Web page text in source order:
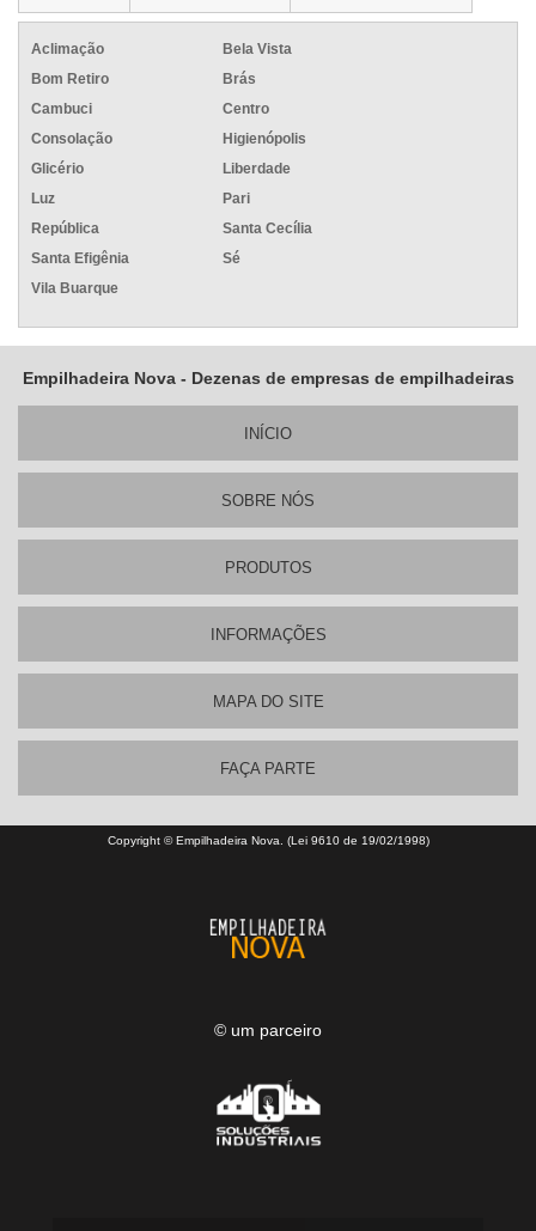
Aclimação
Bela Vista
Bom Retiro
Brás
Cambuci
Centro
Consolação
Higienópolis
Glicério
Liberdade
Luz
Pari
República
Santa Cecília
Santa Efigênia
Sé
Vila Buarque
Empilhadeira Nova - Dezenas de empresas de empilhadeiras
INÍ­CIO
SOBRE NÓS
PRODUTOS
INFORMAÇÕES
MAPA DO SITE
FAÇA PARTE
Copyright © Empilhadeira Nova. (Lei 9610 de 19/02/1998)
© um parceiro